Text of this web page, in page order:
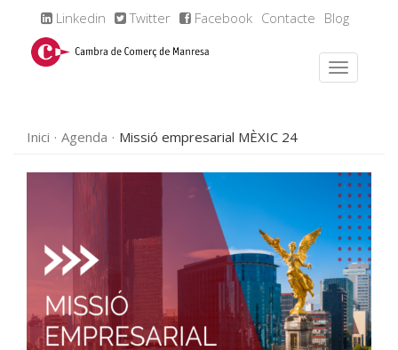
Linkedin Twitter Facebook Contacte Blog
Inici Agenda Missió empresarial MÈXIC 24